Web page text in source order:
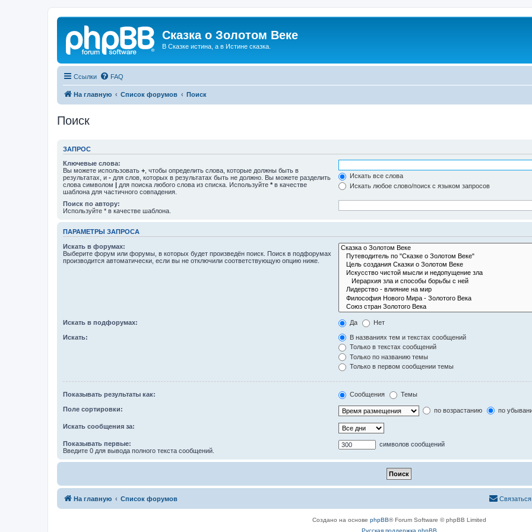
Сказка о Золотом Веке
В Сказке истина, а в Истине сказка.
Ссылки FAQ
На главную Список форумов Поиск
Поиск
ЗАПРОС
Ключевые слова:
Вы можете использовать + , чтобы определить слова, которые должны быть в
результатах, и - для слов, которых в результатах быть не должно. Вы можете разделить
слова символом | для поиска любого слова из списка. Используйте * в качестве
шаблона для частичного совпадения.
Искать все слова
Искать любое слово/поиск с языком запросов
Поиск по автору:
Используйте * в качестве шаблона.
ПАРАМЕТРЫ ЗАПРОСА
Искать в форумах:
Выберите форум или форумы, в которых будет произведён поиск. Поиск в подфорумах
производится автоматически, если вы не отключили соответствующую опцию ниже.
Искать в подфорумах: Да Нет
Искать:
В названиях тем и текстах сообщений
Только в текстах сообщений
Только по названию темы
Только в первом сообщении темы
Показывать результаты как: Сообщения Темы
Поле сортировки: по возрастанию по
Искать сообщения за:
Показывать первые:
Введите 0 для вывода полного текста сообщений.
символов сообщений
На главную Список форумов
Создано на основе phpBB® Forum Software © phpBB Limited
Русская поддержка phpBB